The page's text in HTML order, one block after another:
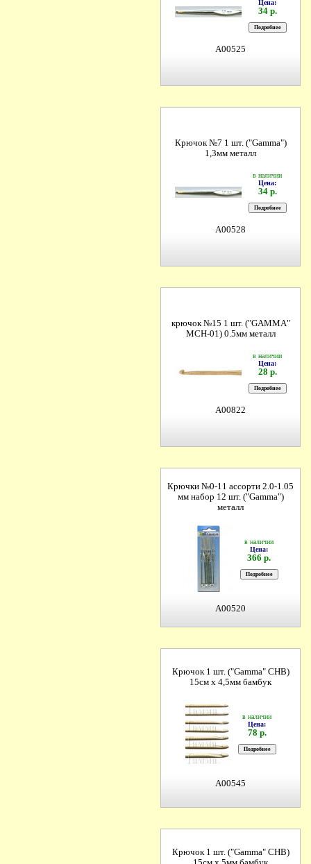
Цена:
34 р.
A00525
Крючок №7 1 шт. ("Gamma")
1,3мм металл
в наличии
Цена:
34 р.
A00528
крючок №15 1 шт. ("GAMMA"
MCH-01) 0.5мм металл
в наличии
Цена:
28 р.
A00822
Крючки №0-11 ассорти 2.0-1.05
мм набор 12 шт. ("Gamma")
металл
в наличии
Цена:
366 р.
A00520
Крючок 1 шт. ("Gamma" CHB)
15см х 4,5мм бамбук
в наличии
Цена:
78 р.
A00545
Крючок 1 шт. ("Gamma" CHB)